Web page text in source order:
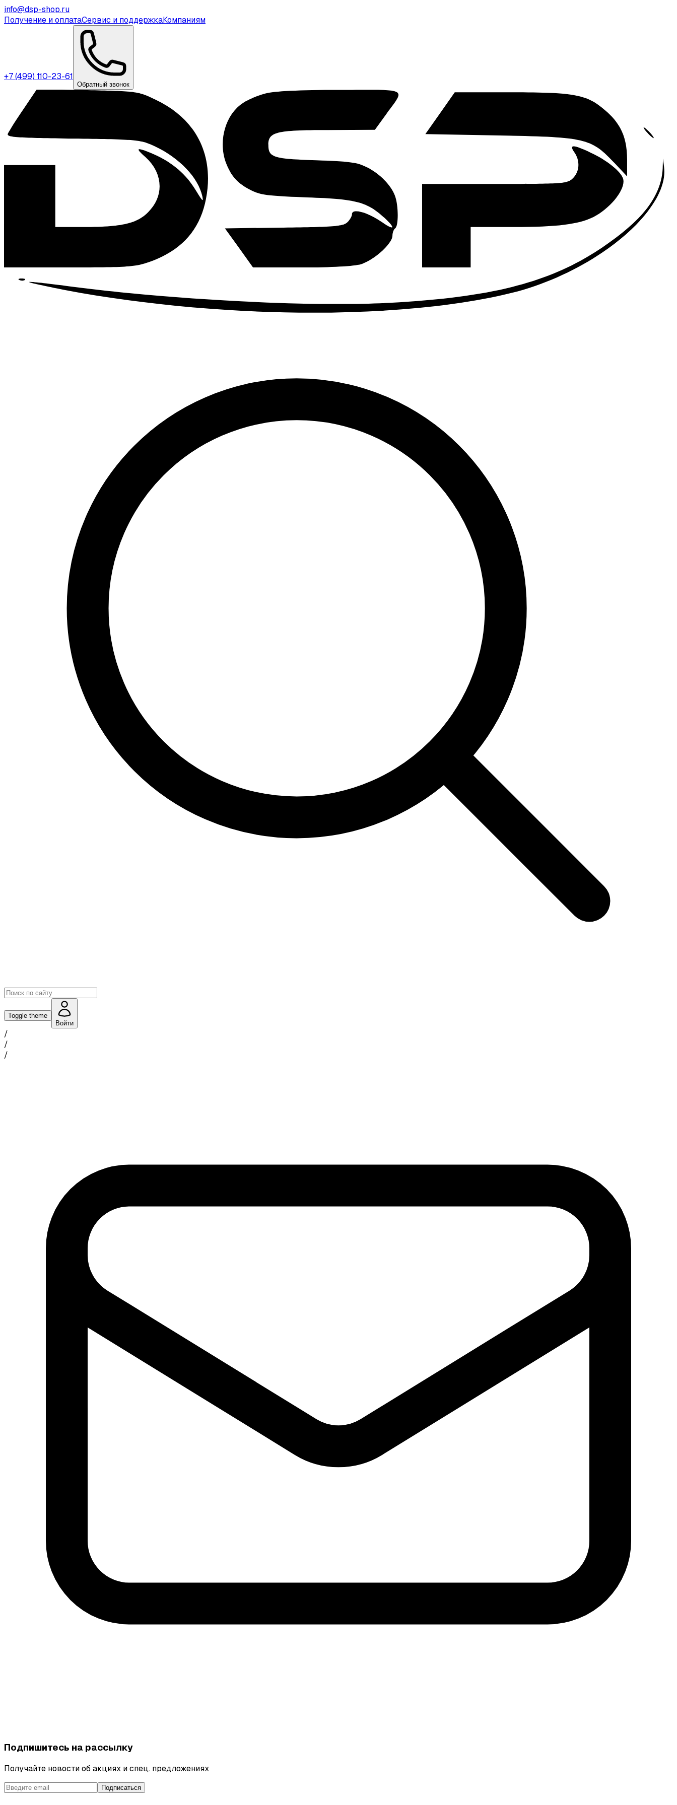
info@dsp-shop.ru
Получение и оплатаСервис и поддержкаКомпаниям
+7 (499) 110-23-61
Обратный звонок
Toggle theme
Войти
/
/
/
Подпишитесь на рассылку
Получайте новости об акциях и спец. предложениях
Подписаться